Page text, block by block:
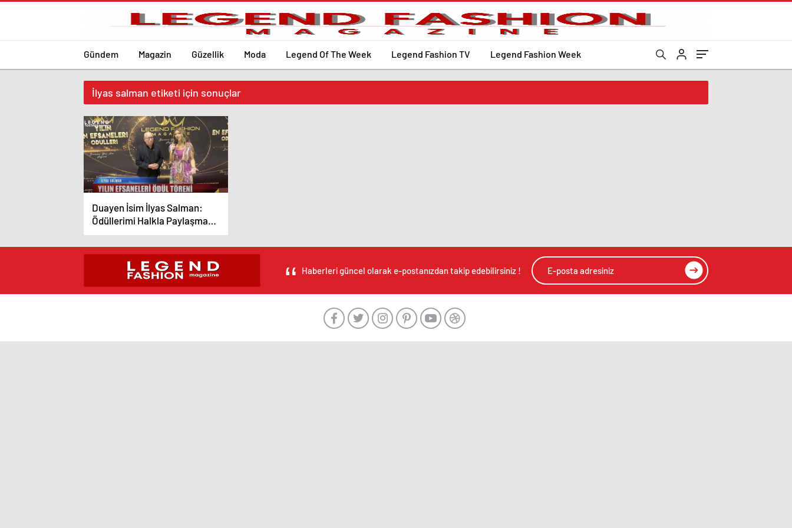
Gündem Magazin Güzellik Moda Legend Of The Week Legend Fashion TV Legend Fashion Week
İlyas salman etiketi için sonuçlar
Duayen İsim İlyas Salman:
Ödüllerimi Halkla Paylaşmak
İstiyorum
Haberleri güncel olarak e-postanızdan takip edebilirsiniz !